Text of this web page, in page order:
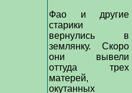
Фао и другие
старики
вернулись в
землянку. Скоро
они вывели
оттуда трех
матерей,
окутанных